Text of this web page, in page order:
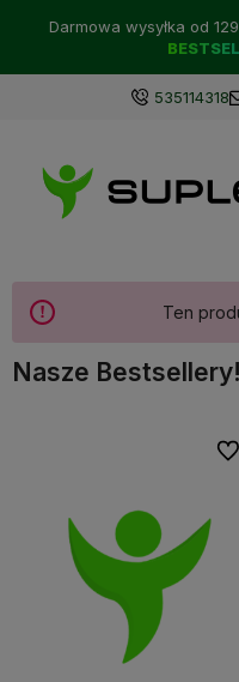
Darmowa wysyłka od
535114318
Ten
Nasze Bestsellery!
Do